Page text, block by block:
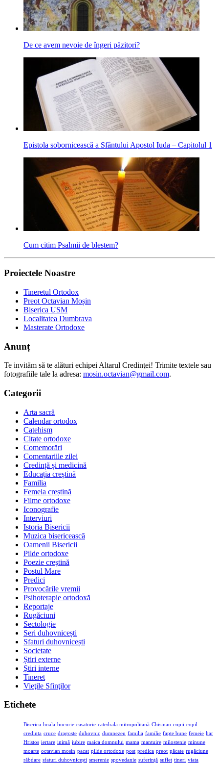
De ce avem nevoie de îngeri păzitori?
Epistola sobornicească a Sfântului Apostol Iuda – Capitolul 1
Cum citim Psalmii de blestem?
Proiectele Noastre
Tineretul Ortodox
Preot Octavian Moșin
Biserica USM
Localitatea Dumbrava
Masterate Ortodoxe
Anunț
Te invităm să te alături echipei Altarul Credinţei! Trimite textele sau
fotografiile tale la adresa: mosin.octavian@gmail.com.
Categorii
Arta sacră
Calendar ortodox
Catehism
Citate ortodoxe
Comemorări
Comentariile zilei
Credință și medicină
Educația creștină
Familia
Femeia creștină
Filme ortodoxe
Iconografie
Interviuri
Istoria Bisericii
Muzica bisericească
Oamenii Bisericii
Pilde ortodoxe
Poezie creştină
Postul Mare
Predici
Provocările vremii
Psihoterapie ortodoxă
Reportaje
Rugăciuni
Sectologie
Seri duhovnicești
Sfaturi duhovnicești
Societate
Știri externe
Ştiri interne
Tineret
Vieţile Sfinţilor
Etichete
Biserica boala bucurie casatorie catedrala mitropolitană Chisinau copii copil
credinta cruce dragoste duhovnic dumnezeu familia familie fapte bune femeie har
Hristos iertare inimă iubire maica domnului mama mantuire milostenie minune
moarte octavian mosin pacat pilde ortodoxe post predica preot păcate rugăciune
răbdare sfaturi duhovnicești smerenie spovedanie suferinţă suflet tineri viata